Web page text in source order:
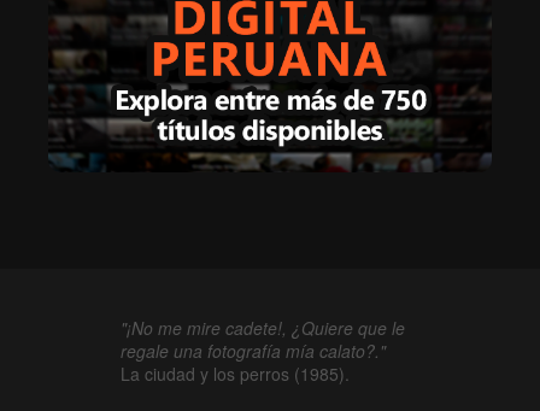
"¡No me mire cadete!, ¿Quiere que le
regale una fotografía mía calato?."
La ciudad y los perros (1985).